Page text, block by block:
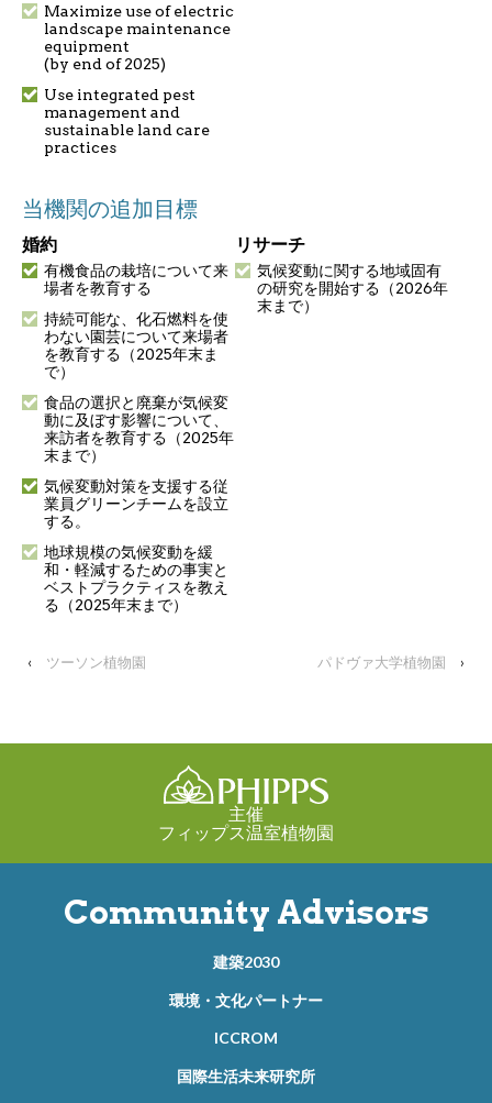
Maximize use of electric
landscape maintenance
equipment
(by end of 2025)
Use integrated pest
management and
sustainable land care
practices
当機関の追加目標
婚約
有機食品の栽培について来
場者を教育する
持続可能な、化石燃料を使
わない園芸について来場者
を教育する（2025年末ま
で）
食品の選択と廃棄が気候変
動に及ぼす影響について、
来訪者を教育する（2025年
末まで）
気候変動対策を支援する従
業員グリーンチームを設立
する。
地球規模の気候変動を緩
和・軽減するための事実と
ベストプラクティスを教え
る（2025年末まで）
リサーチ
気候変動に関する地域固有
の研究を開始する（2026年
末まで）
‹ ツーソン植物園 パドヴァ大学植物園 ›
主催
フィップス温室植物園
Community Advisors
建築2030
環境・文化パートナー
ICCROM
国際生活未来研究所